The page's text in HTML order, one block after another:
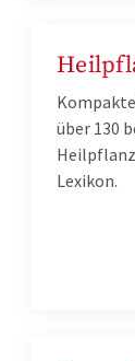
über 130
Lexikon.